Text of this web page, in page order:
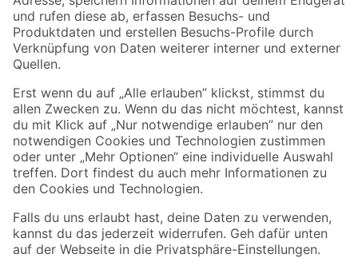
Zahlungsarten Versandarten
Sicher einkaufen
Jetzt die toom-App herunterladen
Alle Preisangaben in EUR inkl. gesetzl. MwSt.. Die dargestellten Angebote sind unter
Umständen nicht in allen Märkten verfügbar. Die angegebenen Verfügbarkeiten beziehen